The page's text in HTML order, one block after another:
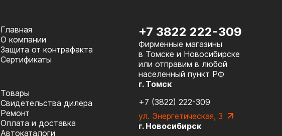
Главная
О компании
Защита от контрафакта
Сертификаты
Товары
Cвидетельства дилера
Ремонт
Оплата и доставка
Автокаталоги
+7 3822 222-309
Фирменные магазины
в Томске и Новосибирске
или отправим в любой
населенный пункт РФ
г. Томск
+7 (3822) 222-309
ул. Энергетическая, 3
г. Новосибирск